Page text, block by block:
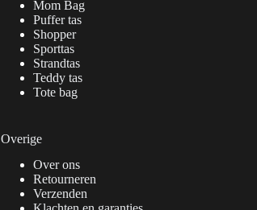
Mom Bag
Puffer tas
Shopper
Sporttas
Strandtas
Teddy tas
Tote bag
Overige
Over ons
Retourneren
Verzenden